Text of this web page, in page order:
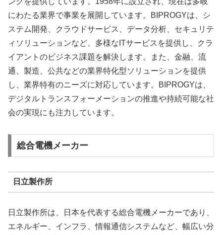
にわたる業界で事業を展開しています。BIPROGYは、シ
ステム開発、クラウドサービス、データ分析、セキュリテ
ィソリューションなど、多様なITサービスを提供し、クラ
イアントのビジネス課題を解決します。また、金融、流
通、製造、公共などの業界特化型ソリューションを提供
し、業界特有のニーズに対応しています。BIPROGYは、
デジタルトランスフォーメーションの推進や持続可能な社
会の実現にも注力しています。
総合電機メーカー
日立製作所
日立製作所は、日本を代表する総合電機メーカーであり、
エネルギー、インフラ、情報通信システムなど、幅広い分